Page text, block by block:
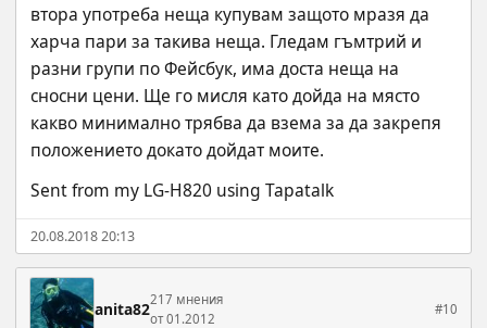
втора употреба неща купувам защото мразя да
харча пари за такива неща. Гледам гъмтрий и
разни групи по Фейсбук, има доста неща на
сносни цени. Ще го мисля като дойда на място
какво минимално трябва да взема за да закрепя
положението докато дойдат моите.
Sent from my LG-H820 using Tapatalk
20.08.2018 20:13
anita82217 мнения
от 01.2012
#10